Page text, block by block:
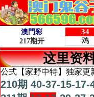
这里资
公式【家野中特】独家更
210期 40-37-15-17-